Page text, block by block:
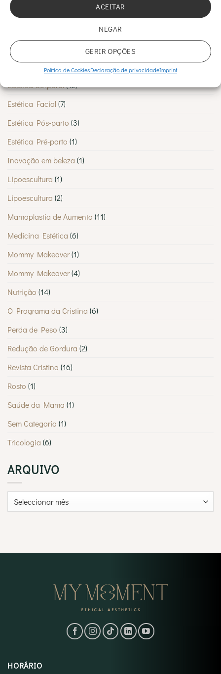
ACEITAR
NEGAR
GERIR OPÇÕES
Política de CookiesDeclaração de privacidadeImprint
Cirurgia Vascular
Diminuir Celulite
Estética(2)
Estética Corporal(12)
Estética Facial(7)
Estética Pós-parto (3)
Estética Pré-parto (1)
Inovação em beleza (1)
Lipoescultura (1)
Lipoescultura (2)
Mamoplastia de Aumento (11)
Medicina Estética (6)
Mommy Makeover(1)
Mommy Makeover(4)
Nutrição (14)
O Programa da Cristina (6)
Perda de Peso (3)
Redução de Gordura (2)
Revista Cristina (16)
Rosto (1)
Saúde da Mama (1)
Sem Categoria (1)
Tricologia (6)
ARQUIVO
Arquivo
HORÁRIO